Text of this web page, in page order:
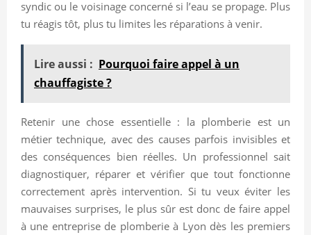
syndic ou le voisinage concerné si l’eau se propage. Plus
tu réagis tôt, plus tu limites les réparations à venir.
Lire aussi : Pourquoi faire appel à un
chauffagiste ?
Retenir une chose essentielle : la plomberie est un
métier technique, avec des causes parfois invisibles et
des conséquences bien réelles. Un professionnel sait
diagnostiquer, réparer et vérifier que tout fonctionne
correctement après intervention. Si tu veux éviter les
mauvaises surprises, le plus sûr est donc de faire appel
à une entreprise de plomberie à Lyon dès les premiers